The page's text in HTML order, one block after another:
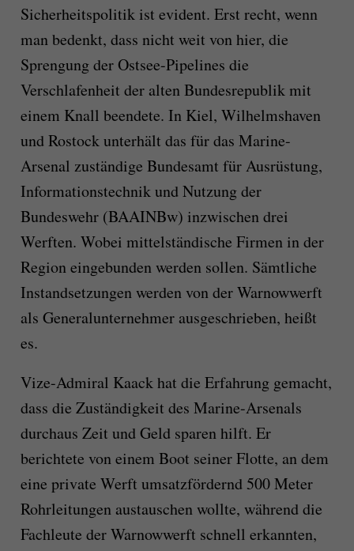
Sicherheitspolitik ist evident. Erst recht, wenn
man bedenkt, dass nicht weit von hier, die
Sprengung der Ostsee-Pipelines die
Verschlafenheit der alten Bundesrepublik mit
einem Knall beendete. In Kiel, Wilhelmshaven
und Rostock unterhält das für das Marine-
Arsenal zuständige Bundesamt für Ausrüstung,
Informationstechnik und Nutzung der
Bundeswehr (BAAINBw) inzwischen drei
Werften. Wobei mittelständische Firmen in der
Region eingebunden werden sollen. Sämtliche
Instandsetzungen werden von der Warnowwerft
als Generalunternehmer ausgeschrieben, heißt
es.
Vize-Admiral Kaack hat die Erfahrung gemacht,
dass die Zuständigkeit des Marine-Arsenals
durchaus Zeit und Geld sparen hilft. Er
berichtete von einem Boot seiner Flotte, an dem
eine private Werft umsatzfördernd 500 Meter
Rohrleitungen austauschen wollte, während die
Fachleute der Warnowwerft schnell erkannten,